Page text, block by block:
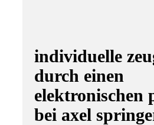
individuelle
durch einen
elektronischen
bei axel